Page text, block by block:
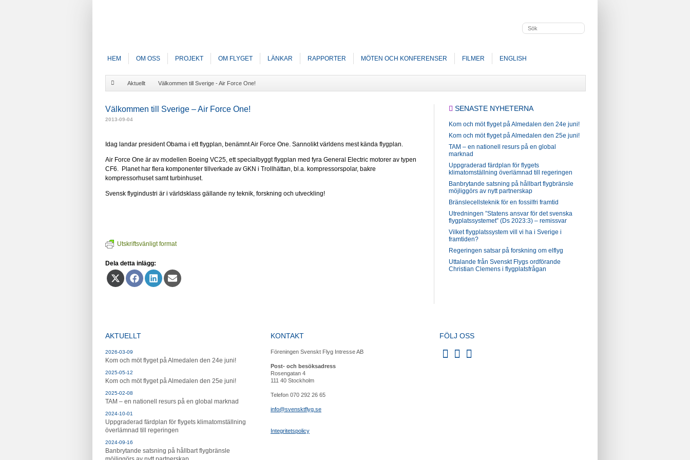
HEM OM OSS PROJEKT OM FLYGET LÄNKAR RAPPORTER MÖTEN OCH KONFERENSER FILMER ENGLISH
Aktuellt Välkommen till Sverige - Air Force One!
Välkommen till Sverige – Air Force One!
2013-09-04
Idag landar president Obama i ett flygplan, benämnt Air Force One. Sannolikt världens mest kända flygplan.
Air Force One är av modellen Boeing VC25, ett specialbyggt flygplan med fyra General Electric motorer av typen
CF6. Planet har flera komponenter tillverkade av GKN i Trollhättan, bl.a. kompressorspolar, bakre
kompressorhuset samt turbinhuset.
Svensk flygindustri är i världsklass gällande ny teknik, forskning och utveckling!
Utskriftsvänligt format
Dela detta inlägg:
Dela
på
Dela
på
Facebook
Dela
på
LinkedIn
Dela
på
SENASTE NYHETERNA
Kom och möt flyget på Almedalen den 24e juni!
Kom och möt flyget på Almedalen den 25e juni!
TAM – en nationell resurs på en global
marknad
Uppgraderad färdplan för flygets
klimatomställning överlämnad till regeringen
Banbrytande satsning på hållbart flygbränsle
möjliggörs av nytt partnerskap
Bränslecellsteknik för en fossilfri framtid
Utredningen ”Statens ansvar för det svenska
flygplatssystemet” (Ds 2023:3) – remissvar
Vilket flygplatssystem vill vi ha i Sverige i
framtiden?
Regeringen satsar på forskning om elflyg
Uttalande från Svenskt Flygs ordförande
Christian Clemens i flygplatsfrågan
AKTUELLT
2026-03-09
Kom och möt flyget på Almedalen den 24e juni!
2025-05-12
Kom och möt flyget på Almedalen den 25e juni!
2025-02-08
TAM – en nationell resurs på en global marknad
2024-10-01
Uppgraderad färdplan för flygets klimatomställning
överlämnad till regeringen
2024-09-16
Banbrytande satsning på hållbart flygbränsle
KONTAKT
Föreningen Svenskt Flyg Intresse AB
Post- och besöksadress
Rosengatan 4
111 40 Stockholm
Telefon 070 292 26 65
info@svensktflyg.se
Integritetspolicy
FÖLJ OSS